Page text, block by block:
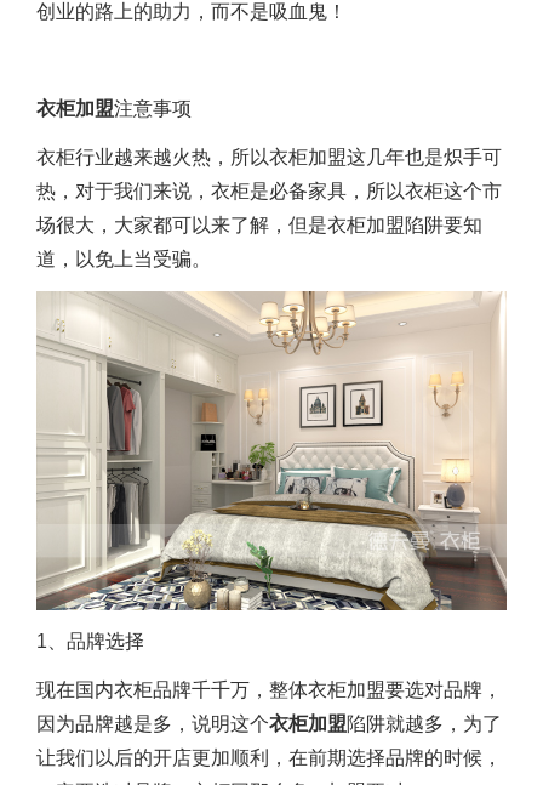
创业的路上的助力，而不是吸血鬼！
衣柜加盟注意事项
衣柜行业越来越火热，所以衣柜加盟这几年也是炽手可
热，对于我们来说，衣柜是必备家具，所以衣柜这个市
场很大，大家都可以来了解，但是衣柜加盟陷阱要知
道，以免上当受骗。
1、品牌选择
现在国内衣柜品牌千千万，整体衣柜加盟要选对品牌 ，
因为品牌越是多，说明这个衣柜加盟陷阱就越多，为了
让我们以后的开店更加顺利，在前期选择品牌的时候，